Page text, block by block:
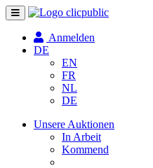
Navigation
umschalten
Anmelden
DE
EN
FR
NL
DE
Unsere Auktionen
In Arbeit
Kommend